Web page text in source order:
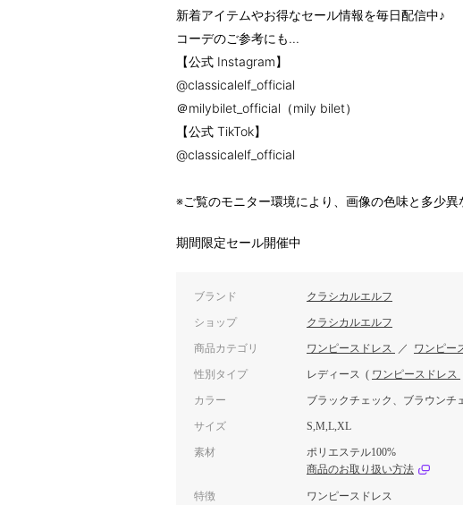
新着アイテムやお得なセール情報を毎日配信中♪
コーデのご参考にも...
【公式 Instagram】
@classicalelf_official
＠milybilet_official（mily bilet）
【公式 TikTok】
@classicalelf_official
※ご覧のモニター環境により、画像の色味と多少異
期間限定セール開催中
ブランド クラシカルエルフ
ショップ クラシカルエルフ
商品カテゴリ ワンピースドレス ／ ワンピー
性別タイプ レディース ( ワンピースドレス
カラー ブラックチェック、ブラウンチ
サイズ S,M,L,XL
素材
ポリエステル100%
商品のお取り扱い方法
特徴
ワンピースドレス